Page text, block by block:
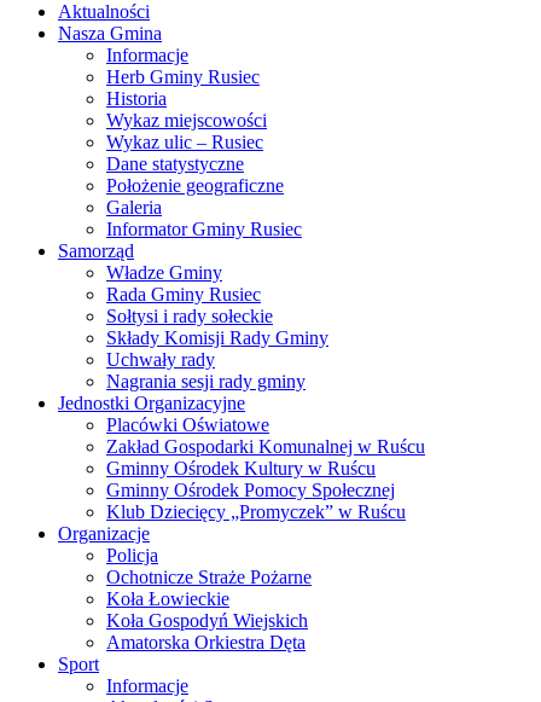
Aktualności
Nasza Gmina
Informacje
Herb Gminy Rusiec
Historia
Wykaz miejscowości
Wykaz ulic – Rusiec
Dane statystyczne
Położenie geograficzne
Galeria
Informator Gminy Rusiec
Samorząd
Władze Gminy
Rada Gminy Rusiec
Sołtysi i rady sołeckie
Składy Komisji Rady Gminy
Uchwały rady
Nagrania sesji rady gminy
Jednostki Organizacyjne
Placówki Oświatowe
Zakład Gospodarki Komunalnej w Ruścu
Gminny Ośrodek Kultury w Ruścu
Gminny Ośrodek Pomocy Społecznej
Klub Dziecięcy „Promyczek” w Ruścu
Organizacje
Policja
Ochotnicze Straże Pożarne
Koła Łowieckie
Koła Gospodyń Wiejskich
Amatorska Orkiestra Dęta
Sport
Informacje